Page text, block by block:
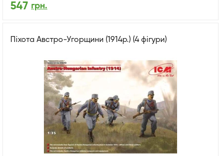
547 грн.
Піхота Австро-Угорщини (1914р.) (4 фігури)